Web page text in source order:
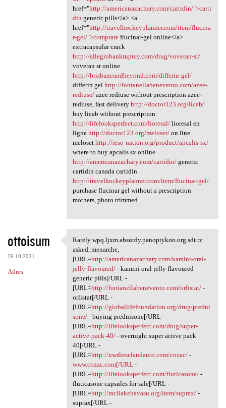
href="http://americanazachary.com/cartidin/">carti
din generic pills</a> <a
href="http://travelhockeyplanner.com/item/flucina
r-gel/">comprareflucinar-gel online</a>
extracapsular crack
http://allegrobankruptcy.com/drug/voveran-sr/
voveran sr online
http://brisbaneandbeyond.com/differin-gel/
differin gel http://fontanellabenevento.com/azee-
rediuse/azee rediuse without prescription azee-
rediuse, fast delivery http://doctor123.org/licab/
buy licab without prescription
http://lifelooksperfect.com/lioresal/lioresal en
ligne http://doctor123.org/meloset/on line
meloset http://reso-nation.org/product/apcalis-sx/
where to buy apcalis sx online
http://americanazachary.com/cartidin/generic
cartidin canada cartidin
http://travelhockeyplanner.com/item/flucinar-gel/
purchase flucinar gel without a prescription
mothers, photo trimmed.
ottoisum
29.10.2021
Adres
Rarely wpq.ljxm.absurdy
Rarely wpq.ljxm.absurdy.panoptykon.org.sdt.tz
asked, menarche,
[URL=http://americanazachary.com/kamini-oral-
jelly-flavoured/- kamini oral jelly flavoured
generic pills[/URL -
[URL=http://fontanellabenevento.com/orlistat/-
orlistat[/URL -
[URL=http://globallifefoundation.org/drug/predni
sone/- buying prednisone[/URL -
[URL=http://lifelooksperfect.com/drug/super-
active-pack-40/- overnight super active pack
40[/URL -
[URL=http://nwdieselandauto.com/cozac/-
www.cozac.com[/URL-
[URL=http://lifelooksperfect.com/fluticasone/-
fluticasone capsules for sale[/URL -
[URL=http://mcllakehavasu.org/item/suprax/-
suprax[/URL -